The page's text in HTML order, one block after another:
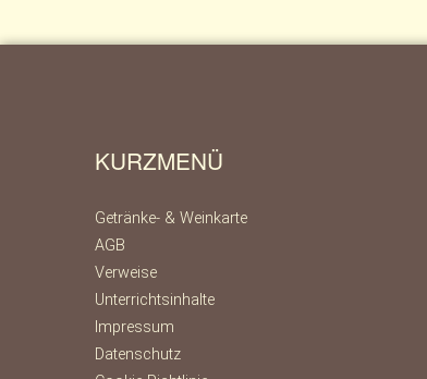
KURZMENÜ
Getränke- & Weinkarte
AGB
Verweise
Unterrichtsinhalte
Impressum
Datenschutz